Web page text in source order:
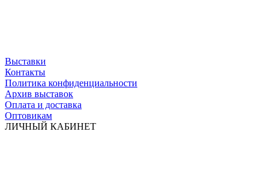
Выставки
Контакты
Политика конфиденциальности
Архив выставок
Оплата и доставка
Оптовикам
ЛИЧНЫЙ КАБИНЕТ